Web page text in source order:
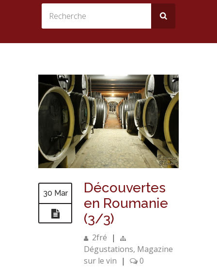
30 Mar
Découvertes
en Roumanie
(3/3)
2fré |
Dégustations, Magazine
sur le vin | 0